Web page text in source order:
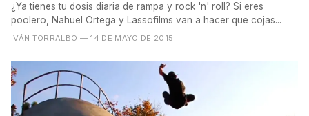
¿Ya tienes tu dosis diaria de rampa y rock 'n' roll? Si eres
poolero, Nahuel Ortega y Lassofilms van a hacer que cojas...
IVÁN TORRALBO — 14 DE MAYO DE 2015